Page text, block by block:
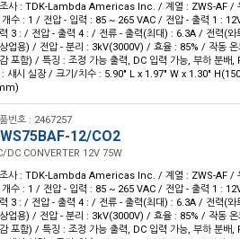
사 : TDK-Lambda Americas Inc. / 계열 : ZWS-AF /
개수 : 1 / 전압 - 입력 : 85 ~ 265 VAC / 전압 - 출력 1 :
3 : / 전압 - 출력 4 : / 전류 - 출력(최대) : 6.3A / 전력(
업용) / 전압 - 분리 : 3kV(3000V) / 효율 : 85% / 작동 온
포함) / 특징 : 조정 가능 출력, DC 입력 가능, 부하 분배
: 섀시 실장 / 크기/치수 : 5.90" L x 1.97" W x 1.30"
번호 : 2467257
12/CO2
DC CONVERTER 12V 75W
사 : TDK-Lambda Americas Inc. / 계열 : ZWS-AF /
개수 : 1 / 전압 - 입력 : 85 ~ 265 VAC / 전압 - 출력 1 :
3 : / 전압 - 출력 4 : / 전류 - 출력(최대) : 6.3A / 전력(
업용) / 전압 - 분리 : 3kV(3000V) / 효율 : 85% / 작동 온
포함) / 특징 : 조정 가능 출력, DC 입력 가능, 부하 분배